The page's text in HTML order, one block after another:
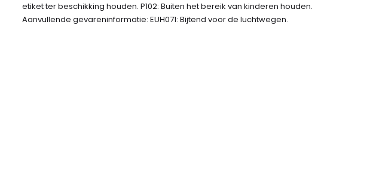
etiket ter beschikking houden. P102: Buiten het bereik van kinderen houden.
Aanvullende gevareninformatie: EUH071: Bijtend voor de luchtwegen.